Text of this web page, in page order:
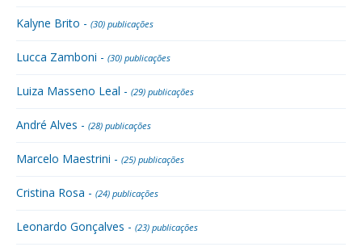
Kalyne Brito - (30) publicações
Lucca Zamboni - (30) publicações
Luiza Masseno Leal - (29) publicações
André Alves - (28) publicações
Marcelo Maestrini - (25) publicações
Cristina Rosa - (24) publicações
Leonardo Gonçalves - (23) publicações